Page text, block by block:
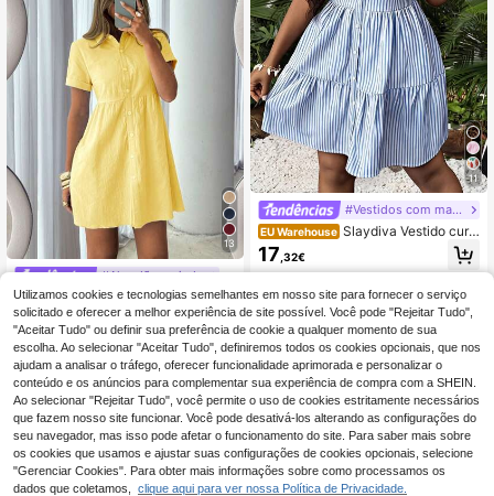
13
#Algodão arejado
EU Warehouse Siren Gaze Vestido cu
rto feminino de cor sólida, com abot
oamento simples, ideal para festas
e passeios casuais.
20,29€
11
#Vestidos com mangas abalonadas
EU Warehouse Slaydiva Vestido curt
o feminino casual e minimalista, ide
al para o verão.
17 ,32€
Utilizamos cookies e tecnologias semelhantes em nosso site para fornecer o serviço
solicitado e oferecer a melhor experiência de site possível. Você pode "Rejeitar Tudo",
"Aceitar Tudo" ou definir sua preferência de cookie a qualquer momento de sua
escolha. Ao selecionar "Aceitar Tudo", definiremos todos os cookies opcionais, que nos
ajudam a analisar o tráfego, oferecer funcionalidade aprimorada e personalizar o
conteúdo e os anúncios para complementar sua experiência de compra com a SHEIN.
Ao selecionar "Rejeitar Tudo", você permite o uso de cookies estritamente necessários
que fazem nosso site funcionar. Você pode desativá-los alterando as configurações do
seu navegador, mas isso pode afetar o funcionamento do site. Para saber mais sobre
os cookies que usamos e ajustar suas configurações de cookies opcionais, selecione
"Gerenciar Cookies". Para obter mais informações sobre como processamos os
dados que coletamos, clique aqui para ver nossa Política de Privacidade.